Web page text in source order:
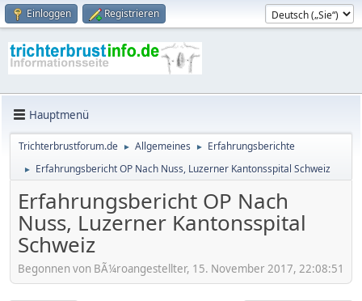
Einloggen Registrieren
Hauptmenü
Trichterbrustforum.de ► Allgemeines ► Erfahrungsberichte
► Erfahrungsbericht OP Nach Nuss, Luzerner Kantonsspital Schweiz
Erfahrungsbericht OP Nach
Nuss, Luzerner Kantonsspital
Schweiz
Begonnen von BÃ¼roangestellter, 15. November 2017, 22:08:51